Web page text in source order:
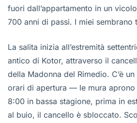
fuori dall’appartamento in un
700 anni di passi. I miei sembrano
La salita inizia all’estremità
antico di Kotor, attraverso il
della Madonna del Rimedio. C’è
orari di apertura — le mura aprono
8:00 in bassa stagione, prima in
al buio, il cancello è sbloccato.